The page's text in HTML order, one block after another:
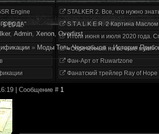
Engine
STALKER 2. Все, что нужно
S.T.A.L.K.E.R. 2 Картина Маслом
Итоги июня и июля 2020 года.
«Обречённый на вечные муки».
Фан-Арт от Ruwartzone
Фанатский трейлер Ray of Hope
9 10 11
, Аdmin, Xenon, Overfirst
» Моды Тень Чернобыля » История
| Сообщение # 1